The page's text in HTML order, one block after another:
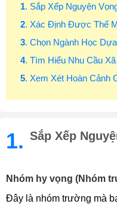
1. Sắp Xếp Nguyện
2. Xác Định Được Thế
3. Chọn Ngành Học
4. Tìm Hiểu Nhu Cầu
5. Xem Xét Hoàn Cảnh
1. Sắp Xếp
Nhóm hy vọng (Nhóm
Đây là nhóm trường mà